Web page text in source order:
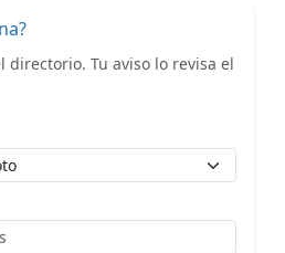
directorio. Tu aviso lo revisa el